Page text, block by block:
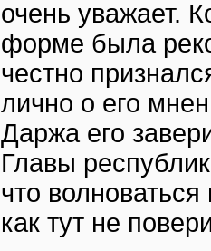
очень уважает.
форме была
честно
лично о его
Даржа его
Главы
что
как тут не